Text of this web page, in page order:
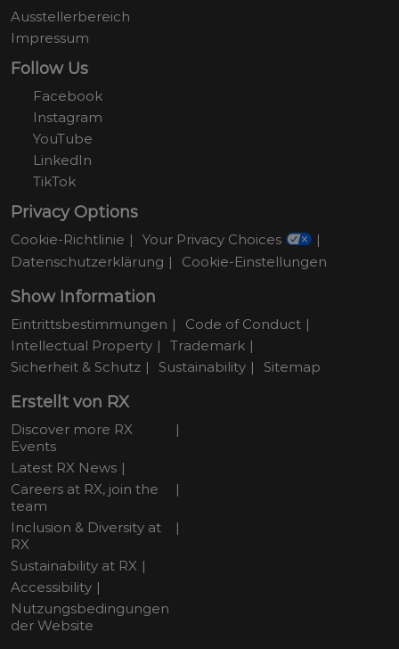
Ausstellerbereich
Impressum
Follow Us
Facebook
Instagram
YouTube
LinkedIn
TikTok
Privacy Options
Cookie-Richtlinie
Your Privacy Choices
Datenschutzerklärung
Cookie-Einstellungen
Show Information
Eintrittsbestimmungen
Code of Conduct
Intellectual Property
Trademark
Sicherheit & Schutz
Sustainability Sitemap
Erstellt von RX
Discover more RX
Events
Latest RX News
Careers at RX, join the
team
Inclusion & Diversity at
RX
Sustainability at RX
Accessibility
Nutzungsbedingungen
der Website